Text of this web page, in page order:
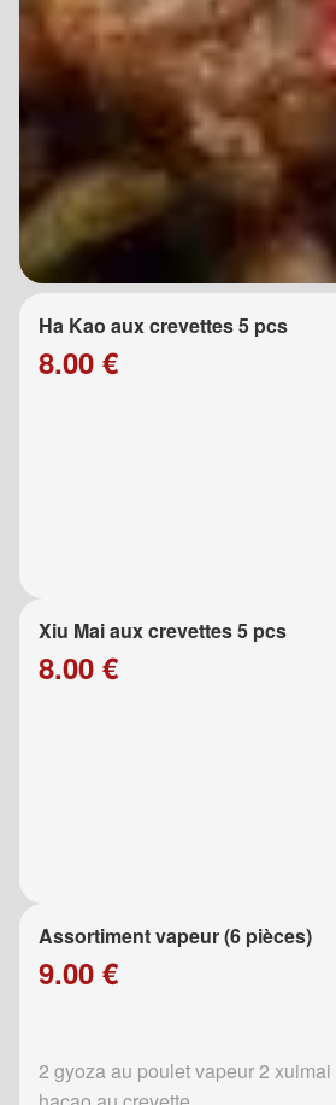
Ha Kao aux crevettes 5 pcs
8.00 €
Xiu Mai aux crevettes 5 pcs
8.00 €
Assortiment vapeur (6 pièces)
9.00 €
2 gyoza au poulet vapeur 2